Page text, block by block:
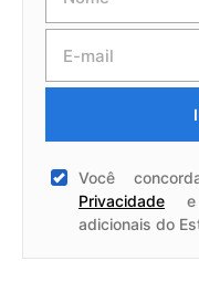
Você
Privacidade e
adicionais do